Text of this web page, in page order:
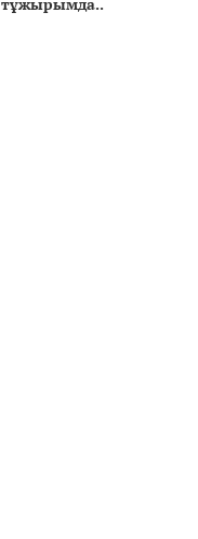
тұжырымда..